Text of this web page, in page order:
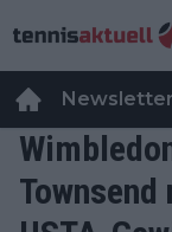
Newsletter